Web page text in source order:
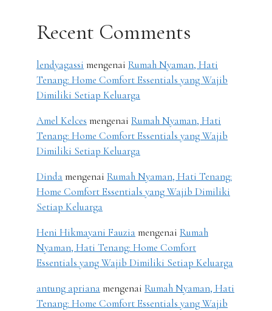
Recent Comments
lendyagassi mengenai Rumah Nyaman, Hati
Tenang: Home Comfort Essentials yang Wajib
Dimiliki Setiap Keluarga
Amel Kelces mengenai Rumah Nyaman, Hati
Tenang: Home Comfort Essentials yang Wajib
Dimiliki Setiap Keluarga
Dindamengenai Rumah Nyaman, Hati Tenang:
Home Comfort Essentials yang Wajib Dimiliki
Setiap Keluarga
Heni Hikmayani Fauziamengenai Rumah
Nyaman, Hati Tenang: Home Comfort
Essentials yang Wajib Dimiliki Setiap Keluarga
antung aprianamengenai Rumah Nyaman, Hati
Tenang: Home Comfort Essentials yang Wajib